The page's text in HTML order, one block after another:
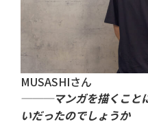
MUSASHIさん
───マンガを描くこと
いだったのでしょうか